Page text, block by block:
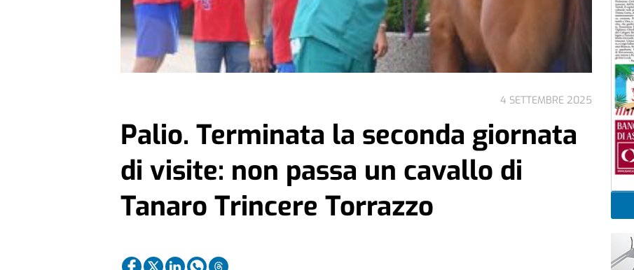
4 SETTEMBRE 2025
Palio. Terminata la seconda giornata
di visite: non passa un cavallo di
Tanaro Trincere Torrazzo